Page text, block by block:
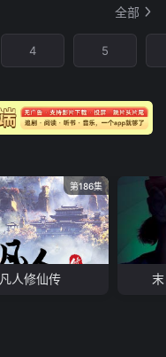
全部
4 5
第186集
凡人修仙传